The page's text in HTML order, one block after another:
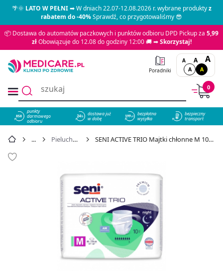
🌴🌞LATO W PEŁNI➡ W dniach 22.07-12.08.2026 r. wybrane produktyz
rabatem do -40%Sprawdź, co przygotowaliśmy 😎
📦 Dostawa do automatów paczkowych i punktów odbioru DPD Pickup za 5,99
złObowiązuje do 12.08 do godziny 12:00 🚚 ➡Skorzystaj!
Poradniki
A A A
A A
0
858
punkty
darmowego
odbioru
dostawa już
w dobę
bezpłatna
wysyłka
bezpieczny
transport
Pieluchomajtki SENI ACTIVE TRIO Majtki chłonne M 10 szt. - cena 38,99 zł